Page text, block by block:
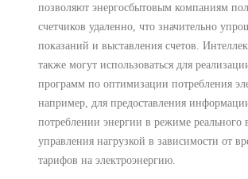
позволяют энергосбытовым компаниям
счетчиков удаленно, что значительно
показаний и выставления счетов.
также могут использоваться для
программ по оптимизации потребления
например, для предоставления
потреблении энергии в режиме реального
управления нагрузкой в зависимости от
тарифов на электроэнергию.